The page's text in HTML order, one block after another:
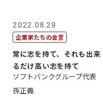
2022.08.29
企業家たちの金言
常に志を持て、それも出来
るだけ高い志を持て
ソフトバンクグループ代表
孫正義